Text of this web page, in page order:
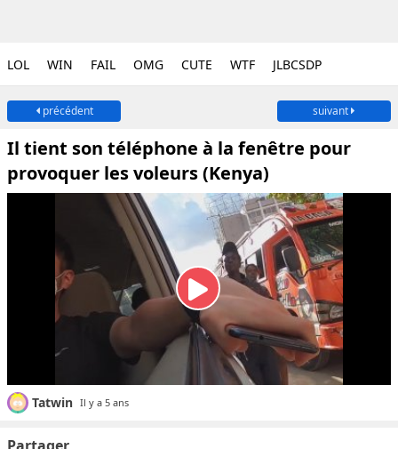
LOL WIN FAIL OMG CUTE WTF JLBCSDP
précédent suivant
Il tient son téléphone à la fenêtre pour
provoquer les voleurs (Kenya)
Tatwin Il y a 5 ans